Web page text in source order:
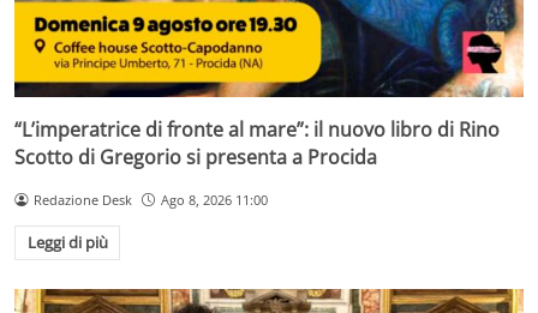
“L’imperatrice di fronte al mare”: il nuovo libro di Rino
Scotto di Gregorio si presenta a Procida
Redazione Desk Ago 8, 2026 11:00
Leggi di più